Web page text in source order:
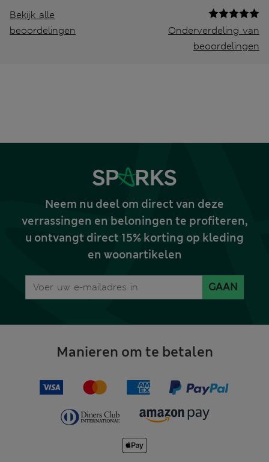
Bekijk alle
beoordelingen
Onderverdeling van
beoordelingen
Neem nu deel om direct van deze
verrassingen en beloningen te profiteren,
u ontvangt direct 15% korting op kleding
en woonartikelen
GAAN
Manieren om te betalen